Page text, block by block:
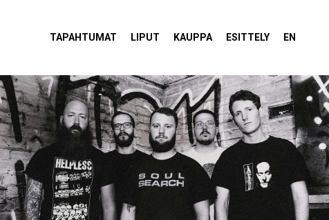
TAPAHTUMAT LIPUT KAUPPA ESITTELY EN